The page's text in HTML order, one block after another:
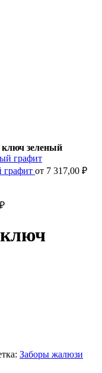
зеленый
графит от 7 317,00 ₽
₽
Заборы жалюзи